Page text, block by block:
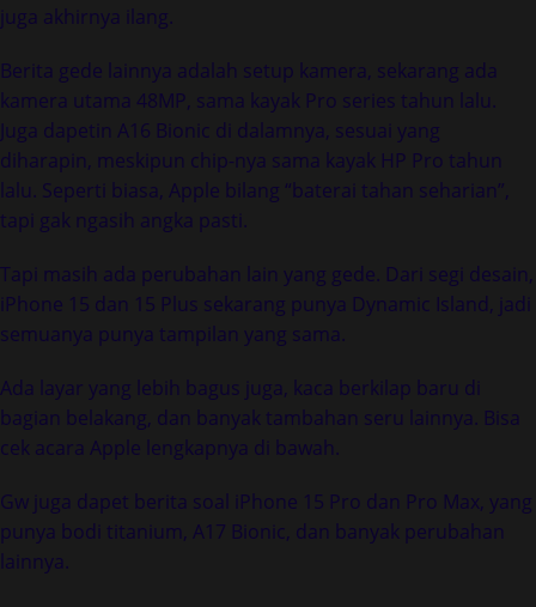
juga akhirnya ilang.
Berita gede lainnya adalah setup kamera, sekarang ada
kamera utama 48MP, sama kayak Pro series tahun lalu.
Juga dapetin A16 Bionic di dalamnya, sesuai yang
diharapin, meskipun chip-nya sama kayak HP Pro tahun
lalu. Seperti biasa, Apple bilang “baterai tahan seharian”,
tapi gak ngasih angka pasti.
Tapi masih ada perubahan lain yang gede. Dari segi desain,
iPhone 15 dan 15 Plus sekarang punya Dynamic Island, jadi
semuanya punya tampilan yang sama.
Ada layar yang lebih bagus juga, kaca berkilap baru di
bagian belakang, dan banyak tambahan seru lainnya. Bisa
cek acara Apple lengkapnya di bawah.
Gw juga dapet berita soal iPhone 15 Pro dan Pro Max, yang
punya bodi titanium, A17 Bionic, dan banyak perubahan
lainnya.